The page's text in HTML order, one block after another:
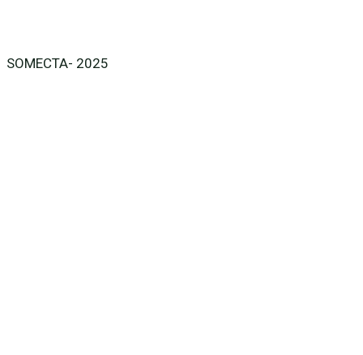
SOMECTA- 2025